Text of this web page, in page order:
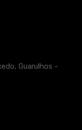
Guarulhos -